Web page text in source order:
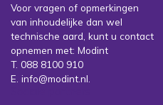
Voor vragen of opmerkingen
van inhoudelijke dan wel
technische aard, kunt u contact
opnemen met: Modint
T. 088 8100 910
E. info@modint.nl.